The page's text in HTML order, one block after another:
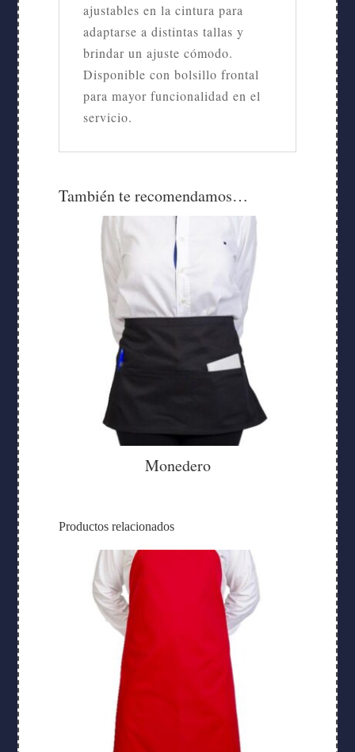
ajustables en la cintura para
adaptarse a distintas tallas y
brindar un ajuste cómodo.
Disponible con bolsillo frontal
para mayor funcionalidad en el
servicio.
También te recomendamos…
Monedero
Productos relacionados